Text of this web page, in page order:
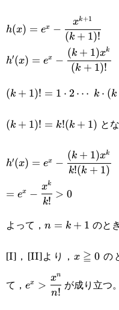
h(x)=e^x-
\cfrac{x^{k+1}}
{(k+1)!}
h(x) = ex −
(k + 1)!
xk+1
h'(x)=e^x-
\cfrac{(k+1)x^k}
{(k+1)!}
h′(x) = ex −
(k + 1)!
(k + 1)xk
(k+1)!=1\cdot2\cdots
(k + 1)! = 1 ⋅ 2 ⋯ k ⋅ (k
(k+1)!=k!
(k + 1)! = k!(k + 1) と
h'(x)=e^x-
\cfrac{(k+1)x^k}
{k!(k+1)}
h′(x) = ex −
k!(k + 1)
(k + 1)xk
=e^x-
\cfrac{x^k}
{k!}>0
= ex −
k!
xk
> 0
よって， n=k+1
n = k + 1 のと
[I]，[II]より，x\geqq0
x ≧ 0 の
て，
e^x>\cfrac{x^n}
ex >
n!
xn
が成り立つ